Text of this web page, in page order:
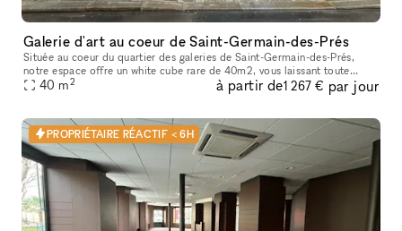
Galerie d'art au coeur de Saint-Germain-des-Prés
Située au coeur du quartier des galeries de Saint-Germain-des-Prés,
notre espace offre un white cube rare de 40m2, vous laissant toute
liberté pour déployer votre concept de pop-up store / galerie.
40 m2 à partir de1 267 € par jour
PROPRIÉTAIRE RÉACTIF < 6H